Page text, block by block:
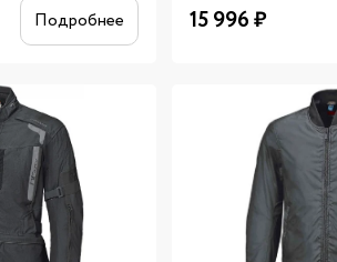
Подробнее 15 996₽